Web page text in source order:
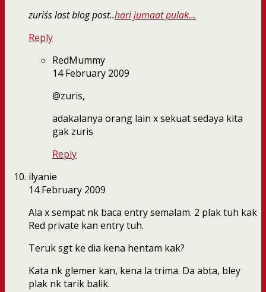
zuris´s last blog post..hari jumaat pulak…
Reply
RedMummy
14 February 2009
@zuris,
adakalanya orang lain x sekuat sedaya kita
gak zuris
Reply
ilyanie
14 February 2009
Ala x sempat nk baca entry semalam. 2 plak tuh kak
Red private kan entry tuh.
Teruk sgt ke dia kena hentam kak?
Kata nk glemer kan, kena la trima. Da abta, bley
plak nk tarik balik.